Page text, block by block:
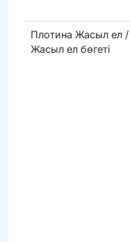
Плотина Жасыл ел /
Жасыл ел бөгеті